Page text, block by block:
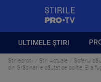
ULTIMELE ȘTIRI
Stirileprotv Știri Actuale
Șoferul
din Grădinari e căutat de poliție. El a